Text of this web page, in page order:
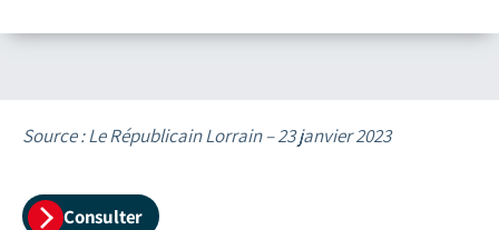
Source : Le Républicain Lorrain – 23 janvier 2023
Consulter